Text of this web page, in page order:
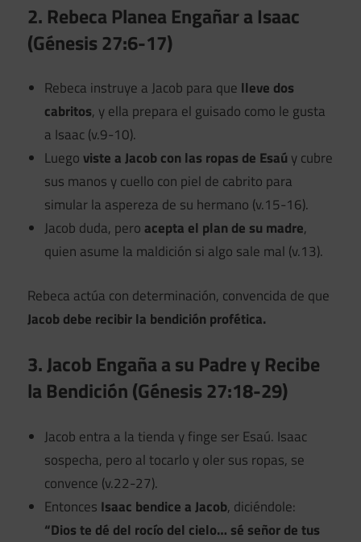
2. Rebeca Planea Engañar a Isaac
(Génesis 27:6-17)
Rebeca instruye a Jacob para que lleve dos
cabritos, y ella prepara el guisado como le gusta
a Isaac (v.9-10).
Luegoviste a Jacob con las ropas de Esaú y cubre
sus manos y cuello con piel de cabrito para
simular la aspereza de su hermano (v.15-16).
Jacob duda, peroacepta el plan de su madre,
quien asume la maldición si algo sale mal (v.13).
Rebeca actúa con determinación, convencida de que
Jacob debe recibir la bendición profética.
3. Jacob Engaña a su Padre y Recibe
la Bendición (Génesis 27:18-29)
Jacob entra a la tienda y finge ser Esaú. Isaac
sospecha, pero al tocarlo y oler sus ropas, se
convence (v.22-27).
Entonces Isaac bendice a Jacob, diciéndole:
“Dios te dé del rocío del cielo… sé señor de tus